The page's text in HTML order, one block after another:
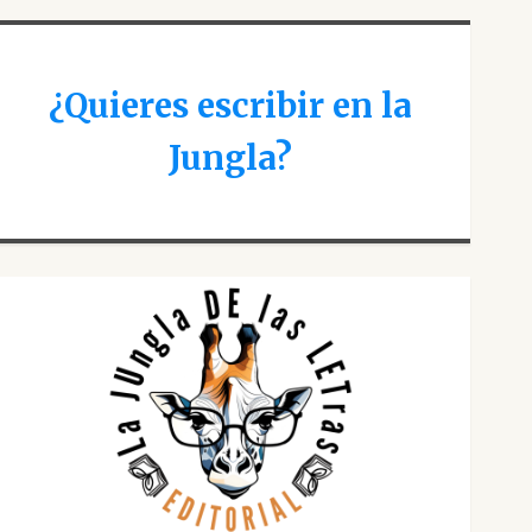
¿Quieres escribir en la
Jungla?